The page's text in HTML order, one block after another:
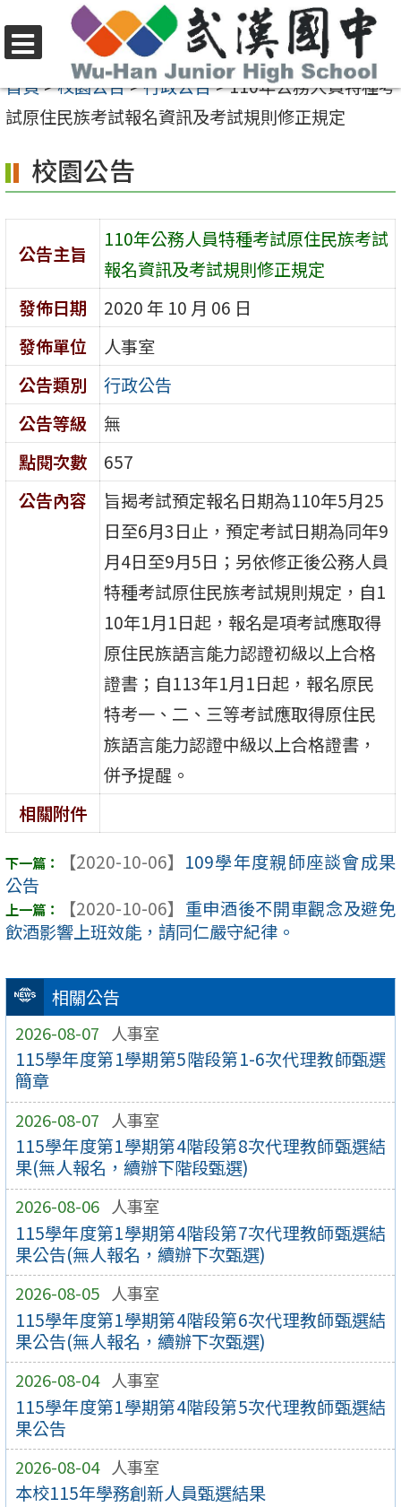
至
要
容
區
選
單
首頁>校園公告>行政公告>110年公務人員特種考
試原住民族考試報名資訊及考試規則修正規定
相關公告
2026-08-07 人事室
115學年度第1學期第5階段第1-6次代理教師甄選
簡章
2026-08-07 人事室
115學年度第1學期第4階段第8次代理教師甄選結
果(無人報名，續辦下階段甄選)
2026-08-06 人事室
115學年度第1學期第4階段第7次代理教師甄選結
果公告(無人報名，續辦下次甄選)
2026-08-05 人事室
115學年度第1學期第4階段第6次代理教師甄選結
果公告(無人報名，續辦下次甄選)
2026-08-04 人事室
115學年度第1學期第4階段第5次代理教師甄選結
果公告
2026-08-04 人事室
本校115年學務創新人員甄選結果
校園公告
公告主旨
110年公務人員特種考試原住民族考試
報名資訊及考試規則修正規定
發佈日期
2020 年 10 月 06 日
發佈單位
人事室
公告類別
行政公告
公告等級
無
點閱次數
657
公告內容
旨揭考試預定報名日期為110年5月25
日至6月3日止，預定考試日期為同年9
月4日至9月5日；另依修正後公務人員
特種考試原住民族考試規則規定，自1
10年1月1日起，報名是項考試應取得
原住民族語言能力認證初級以上合格
證書；自113年1月1日起，報名原民
特考一、二、三等考試應取得原住民
族語言能力認證中級以上合格證書，
併予提醒。
相關附件
【2020-10-06】 109學年度親師座談會成果
公告
【2020-10-06】 重申酒後不開車觀念及避免
飲酒影響上班效能，請同仁嚴守紀律。